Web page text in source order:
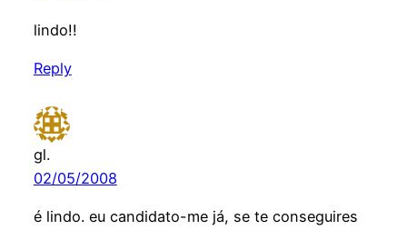
lindo!!
Reply
gl.
02/05/2008
é lindo. eu candidato-me já, se te conseguires